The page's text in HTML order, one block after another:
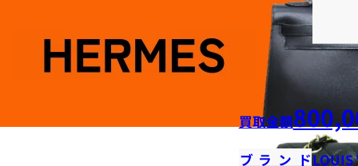
買取金額
ブランドLOUIS